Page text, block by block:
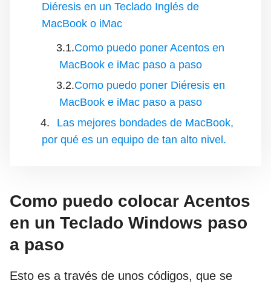
Diéresis en un Teclado Inglés de
MacBook o iMac
Como puedo poner Acentos en
MacBook e iMac paso a paso
Como puedo poner Diéresis en
MacBook e iMac paso a paso
Las mejores bondades de MacBook,
por qué es un equipo de tan alto nivel.
Como puedo colocar Acentos
en un Teclado Windows paso
a paso
Esto es a través de unos códigos, que se